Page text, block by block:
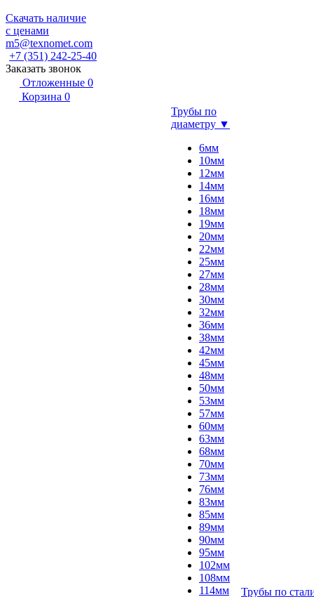
Скачать наличие
с ценами
m5@texnomet.com
+7 (351) 242-25-40
Заказать звонок
Отложенные 0
Корзина 0
Трубы по
диаметру ▼
6мм
10мм
12мм
14мм
16мм
18мм
19мм
20мм
22мм
25мм
27мм
28мм
30мм
32мм
36мм
38мм
42мм
45мм
48мм
50мм
53мм
57мм
60мм
63мм
68мм
70мм
73мм
76мм
83мм
85мм
89мм
90мм
95мм
102мм
108мм
114мм
Трубы по